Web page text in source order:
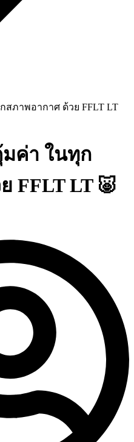
ภาพอากาศ ด้วย FFLT LT
ค่า ในทุก
FFLT LT 🐷